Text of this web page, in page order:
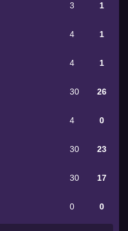
3 1
4 1
4 1
30 26
4 0
30 23
30 17
0 0